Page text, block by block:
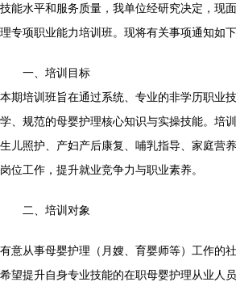
技能水平和服务质量，我单位经研究决定，现
理专项职业能力培训班。现将有关事项通知如下
一、培训目标
本期培训班旨在通过系统、专业的非学历职业
学、规范的母婴护理核心知识与实操技能。培
生儿照护、产妇产后康复、哺乳指导、家庭营
岗位工作，提升就业竞争力与职业素养。
二、培训对象
有意从事母婴护理（月嫂、育婴师等）工作的社
希望提升自身专业技能的在职母婴护理从业人员